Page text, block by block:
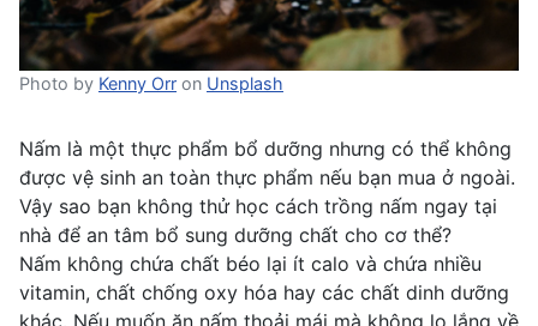
Photo by Kenny Orr on Unsplash
Nấm là một thực phẩm bổ dưỡng nhưng có thể không
được vệ sinh an toàn thực phẩm nếu bạn mua ở ngoài.
Vậy sao bạn không thử học cách trồng nấm ngay tại
nhà để an tâm bổ sung dưỡng chất cho cơ thể?
Nấm không chứa chất béo lại ít calo và chứa nhiều
vitamin, chất chống oxy hóa hay các chất dinh dưỡng